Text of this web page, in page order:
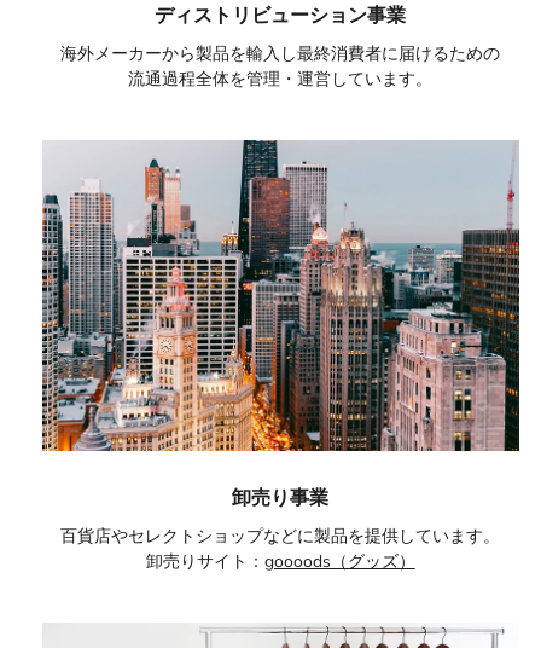
ディストリビューション事業
海外メーカーから製品を輸入し最終消費者に届けるための
流通過程全体を管理・運営しています。
卸売り事業
百貨店やセレクトショップなどに製品を提供しています。
卸売りサイト： goooods（グッズ）